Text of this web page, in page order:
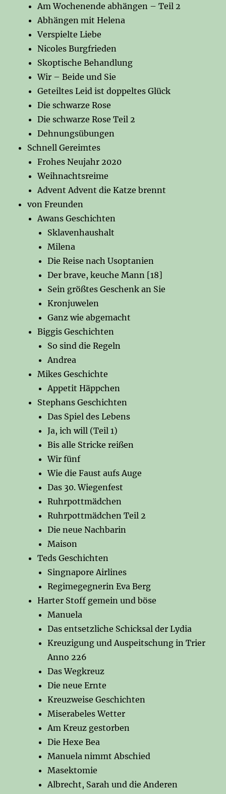
Am Wochenende abhängen – Teil 2
Abhängen mit Helena
Verspielte Liebe
Nicoles Burgfrieden
Skoptische Behandlung
Wir – Beide und Sie
Geteiltes Leid ist doppeltes Glück
Die schwarze Rose
Die schwarze Rose Teil 2
Dehnungsübungen
Schnell Gereimtes
Frohes Neujahr 2020
Weihnachtsreime
Advent Advent die Katze brennt
von Freunden
Awans Geschichten
Sklavenhaushalt
Milena
Die Reise nach Usoptanien
Der brave, keuche Mann [18]
Sein größtes Geschenk an Sie
Kronjuwelen
Ganz wie abgemacht
Biggis Geschichten
So sind die Regeln
Andrea
Mikes Geschichte
Appetit Häppchen
Stephans Geschichten
Das Spiel des Lebens
Ja, ich will (Teil 1)
Bis alle Stricke reißen
Wir fünf
Wie die Faust aufs Auge
Das 30. Wiegenfest
Ruhrpottmädchen
Ruhrpottmädchen Teil 2
Die neue Nachbarin
Maison
Teds Geschichten
Singnapore Airlines
Regimegegnerin Eva Berg
Harter Stoff gemein und böse
Manuela
Das entsetzliche Schicksal der Lydia
Kreuzigung und Auspeitschung in Trier
Anno 226
Das Wegkreuz
Die neue Ernte
Kreuzweise Geschichten
Miserabeles Wetter
Am Kreuz gestorben
Die Hexe Bea
Manuela nimmt Abschied
Masektomie
Albrecht, Sarah und die Anderen